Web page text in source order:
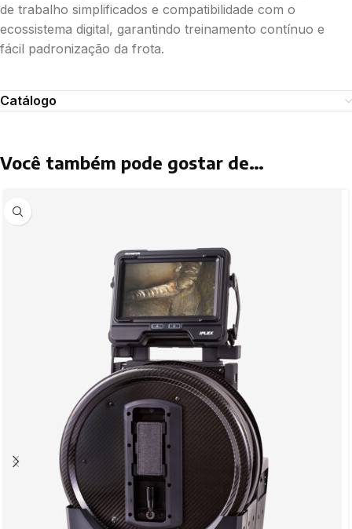
de trabalho simplificados e compatibilidade com o
ecossistema digital, garantindo treinamento contínuo e
fácil padronização da frota.
Catálogo
Você também pode gostar de…